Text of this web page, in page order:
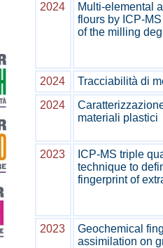
2024
Multi-elemental
flours by ICP-
of the milling
2024
Tracciabilità di
2024
materiali plastici
2023
ICP-MS triple
technique to
fingerprint of
2023
Geochemical
assimilation on